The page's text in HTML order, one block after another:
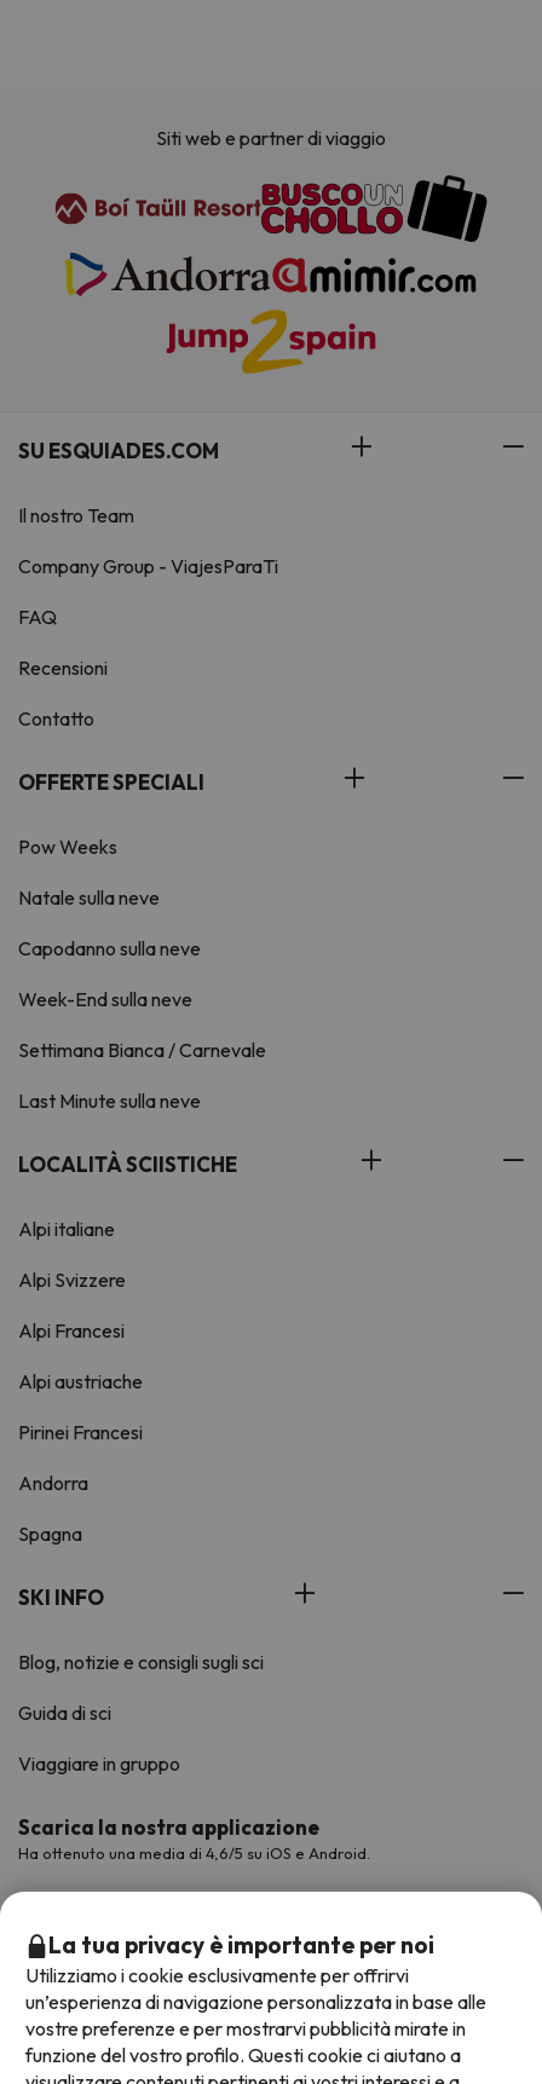
Siti web e partner di viaggio
SU ESQUIADES.COM
Il nostro Team
Company Group - ViajesParaTi
FAQ
Recensioni
Contatto
OFFERTE SPECIALI
Pow Weeks
Natale sulla neve
Capodanno sulla neve
Week-End sulla neve
Settimana Bianca / Carnevale
Last Minute sulla neve
LOCALITÀ SCIISTICHE
Alpi italiane
Alpi Svizzere
Alpi Francesi
Alpi austriache
Pirinei Francesi
Andorra
Spagna
SKI INFO
Blog, notizie e consigli sugli sci
Guida di sci
Viaggiare in gruppo
Scarica la nostra applicazione
Ha ottenuto una media di 4,6/5 su iOS e Android.
La tua privacy è importante per noi
Utilizziamo i cookie esclusivamente per offrirvi
un’esperienza di navigazione personalizzata in base alle
vostre preferenze e per mostrarvi pubblicità mirate in
funzione del vostro profilo. Questi cookie ci aiutano a